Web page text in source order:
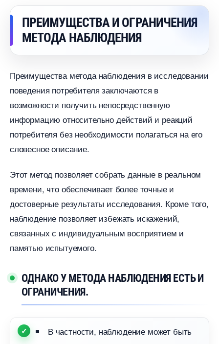
ПРЕИМУЩЕСТВА И ОГРАНИЧЕНИЯ
МЕТОДА НАБЛЮДЕНИЯ
Преимущества метода наблюдения в исследовании
поведения потребителя заключаются
озможности получить непосредственную
информацию относительно действий и реакций
потребителя без необходимости полагаться на его
словесное описание.
Этот метод позволяет собрать данные в реальном
ремени, что обеспечивает более точные и
достоверные результаты исследования. Кроме того,
наблюдение позволяет избежать искажений,
связанных с индивидуальным восприятием и
памятью испытуемого.
ОДНАКО У МЕТОДА НАБЛЮДЕНИЯ ЕСТЬ И
ОГРАНИЧЕНИЯ.
частности, наблюдение может быть